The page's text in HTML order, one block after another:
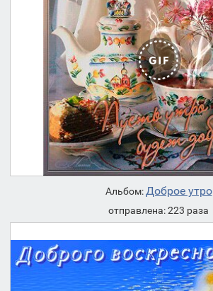
Альбом:Доброе утро
отправлена: 223 раза